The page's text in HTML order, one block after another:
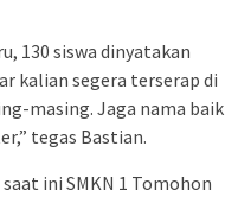
130 siswa dinyatakan
kalian segera terserap di
masing. Jaga nama baik
tegas Bastian.
ini SMKN 1 Tomohon